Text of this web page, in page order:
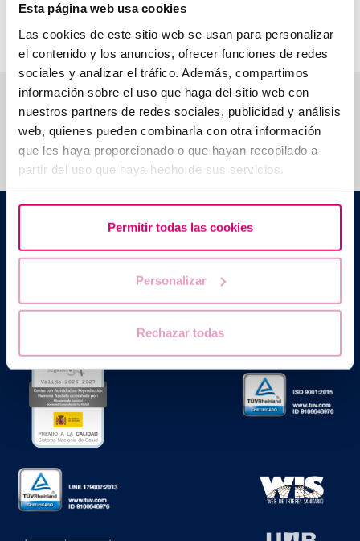
Esta página web usa cookies
Las cookies de este sitio web se usan para personalizar
el contenido y los anuncios, ofrecer funciones de redes
sociales y analizar el tráfico. Además, compartimos
información sobre el uso que haga del sitio web con
nuestros partners de redes sociales, publicidad y análisis
web, quienes pueden combinarla con otra información
que les haya proporcionado o que hayan recopilado a
partir del uso que haya hecho de sus servicios.
Permitir todas las cookies
Personalizar
Rechazar todas
consulter un professionnel de santé afin d’exclure toute
complication liée à la grossesse.
Nous vous aidons à trouver les réponses à vos
questions
Edificio Planetarium
Escoles Pies, 103. 08017 Barcelona, España
Generalitat de Catalunya agréé comme Centre de Procréation
Médicalement Assistée sous le nº E08050604.